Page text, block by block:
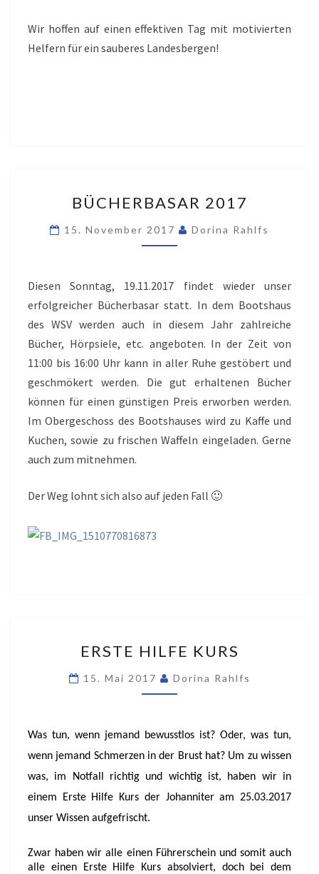
Wir hoffen auf einen effektiven Tag mit motivierten
Helfern für ein sauberes Landesbergen!
2017
BÜCHERBASAR 2017
15. November 2017 Dorina Rahlfs
Diesen Sonntag, 19.11.2017 findet wieder unser
erfolgreicher Bücherbasar statt. In dem Bootshaus
des WSV werden auch in diesem Jahr zahlreiche
Bücher, Hörpsiele, etc. angeboten. In der Zeit von
11:00 bis 16:00 Uhr kann in aller Ruhe gestöbert und
geschmökert werden. Die gut erhaltenen Bücher
können für einen günstigen Preis erworben werden.
Im Obergeschoss des Bootshauses wird zu Kaffe und
Kuchen, sowie zu frischen Waffeln eingeladen. Gerne
auch zum mitnehmen.
Der Weg lohnt sich also auf jeden Fall 🙂
HILFE
ERSTE HILFE KURS
15. Mai 2017 Dorina Rahlfs
Was tun, wenn jemand bewusstlos ist? Oder, was tun,
wenn jemand Schmerzen in der Brust hat? Um zu wissen
was, im Notfall richtig und wichtig ist, haben wir in
einem Erste Hilfe Kurs der Johanniter am 25.03.2017
unser Wissen aufgefrischt.
Zwar haben wir alle einen Führerschein und somit auch
alle einen Erste Hilfe Kurs absolviert, doch bei dem